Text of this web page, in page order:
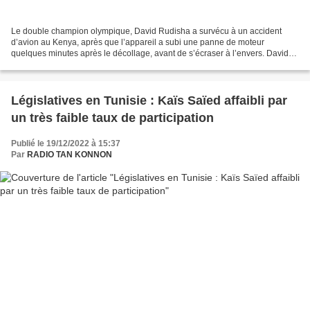
Le double champion olympique, David Rudisha a survécu à un accident
d’avion au Kenya, après que l’appareil a subi une panne de moteur
quelques minutes après le décollage, avant de s’écraser à l’envers. David
Législatives en Tunisie : Kaïs Saïed affaibli par
un très faible taux de participation
Publié le 19/12/2022 à 15:37
Par RADIO TAN KONNON